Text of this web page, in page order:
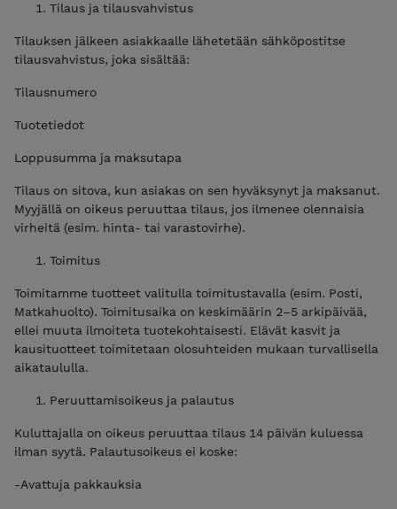
Tilaus ja tilausvahvistus
Tilauksen jälkeen asiakkaalle lähetetään sähköpostitse
tilausvahvistus, joka sisältää:
Tilausnumero
Tuotetiedot
Loppusumma ja maksutapa
Tilaus on sitova, kun asiakas on sen hyväksynyt ja maksanut.
Myyjällä on oikeus peruuttaa tilaus, jos ilmenee olennaisia
virheitä (esim. hinta- tai varastovirhe).
Toimitus
Toimitamme tuotteet valitulla toimitustavalla (esim. Posti,
Matkahuolto). Toimitusaika on keskimäärin 2–5 arkipäivää,
ellei muuta ilmoiteta tuotekohtaisesti. Elävät kasvit ja
kausituotteet toimitetaan olosuhteiden mukaan turvallisella
aikataululla.
Peruuttamisoikeus ja palautus
Kuluttajalla on oikeus peruuttaa tilaus 14 päivän kuluessa
ilman syytä. Palautusoikeus ei koske:
-Avattuja pakkauksia